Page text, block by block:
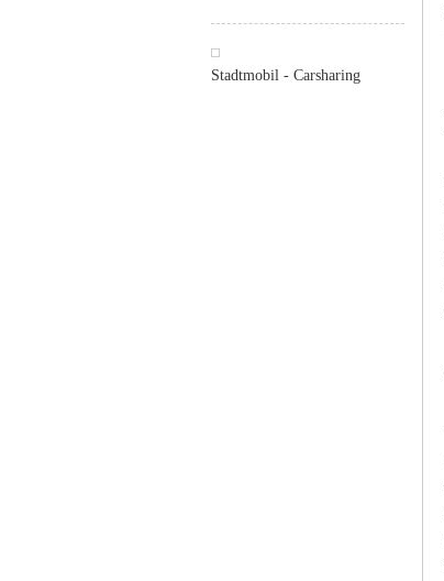
Stadtmobil - Carsharing